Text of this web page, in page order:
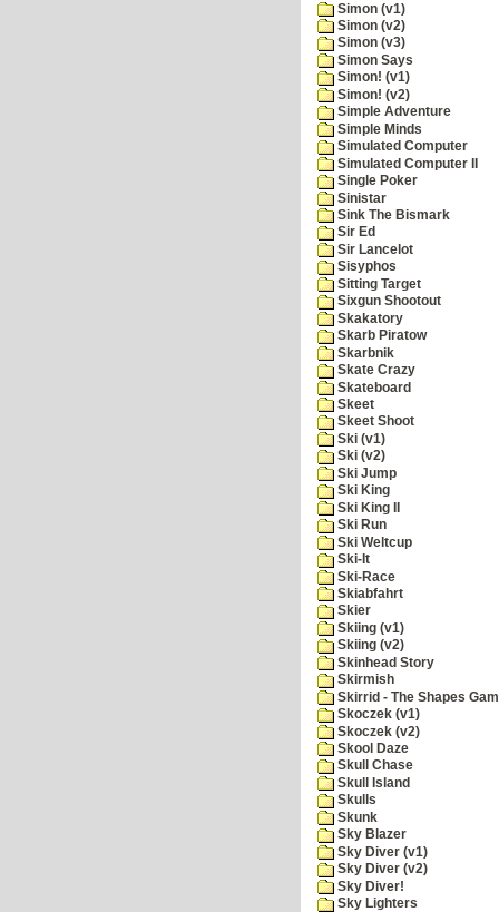
Simon (v1)
Simon (v2)
Simon (v3)
Simon Says
Simon! (v1)
Simon! (v2)
Simple Adventure
Simple Minds
Simulated Computer
Simulated Computer II
Single Poker
Sinistar
Sink The Bismark
Sir Ed
Sir Lancelot
Sisyphos
Sitting Target
Sixgun Shootout
Skakatory
Skarb Piratow
Skarbnik
Skate Crazy
Skateboard
Skeet
Skeet Shoot
Ski (v1)
Ski (v2)
Ski Jump
Ski King
Ski King II
Ski Run
Ski Weltcup
Ski-It
Ski-Race
Skiabfahrt
Skier
Skiing (v1)
Skiing (v2)
Skinhead Story
Skirmish
Skirrid - The Shapes
Skoczek (v1)
Skoczek (v2)
Skool Daze
Skull Chase
Skull Island
Skulls
Skunk
Sky Blazer
Sky Diver (v1)
Sky Diver (v2)
Sky Diver!
Sky Lighters